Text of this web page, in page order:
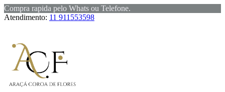
Compra rapida pelo Whats ou Telefone.
Atendimento: 11 911553598